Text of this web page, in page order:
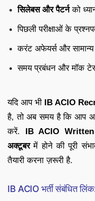
सिलेबस और पैटर्नको
पिछली परीक्षाओं के
करंट अफेयर्स और सामान्य
समय प्रबंधन और मॉक
यदि आप भी IB ACIO
है, तो अब समय है कि आप
करें. IB ACIO
अक्टूबरमें होने की पूरी
तैयारी करना ज़रूरी है.
IB ACIO भर्ती संबंधित